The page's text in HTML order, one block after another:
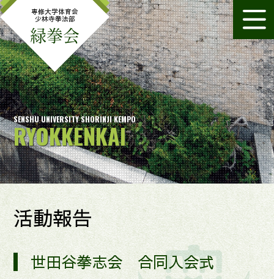
SENSHU UNIVERSITY SHORINJI KEMPO
RYOKKENKAI
専修大学体育会
少林寺拳法部
緑拳会
活動報告
世田谷拳志会 合同入会式